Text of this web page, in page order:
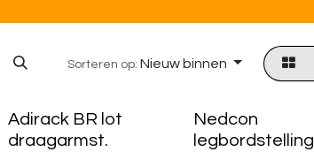
Sorteren op: Nieuw binnen
Adirack BR lot
draagarmst.
Nedcon
legbordstelling